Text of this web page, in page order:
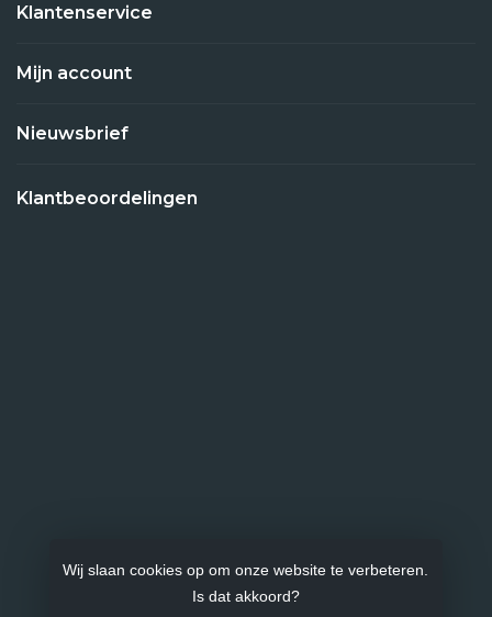
Klantenservice
Mijn account
Nieuwsbrief
Klantbeoordelingen
Wij slaan cookies op om onze website te verbeteren.
Is dat akkoord?